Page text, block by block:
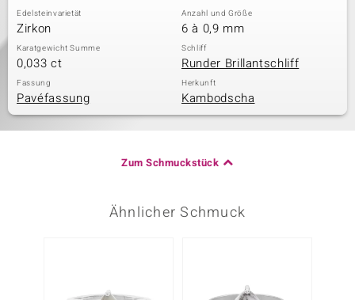
Edelsteinvarietät
Zirkon
Anzahl und Größe
6 à 0,9 mm
Karatgewicht Summe
0,033 ct
Schliff
Runder Brillantschliff
Fassung
Pavéfassung
Herkunft
Kambodscha
Zum Schmuckstück
Ähnlicher Schmuck